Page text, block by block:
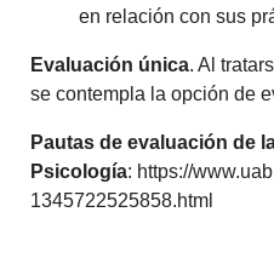
en relación con sus
Evaluación única. Al
se contempla la opción de
Pautas de evaluación de
Psicología: https://
1345722525858.html